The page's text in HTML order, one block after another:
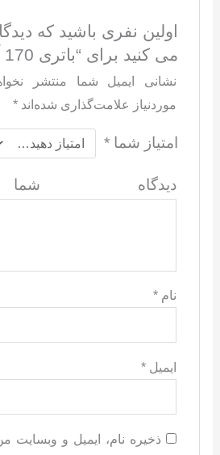
اولین نفری باشید که
می کنید برای “باتری 170 آمپر ولتا”
نشانی ایمیل شما منتشر
موردنیاز علامت‌گذاری شده‌اند*
امتیاز شما*
دیدگاه
نام*
ایمیل*
ذخیره نام، ایمیل و وبسایت